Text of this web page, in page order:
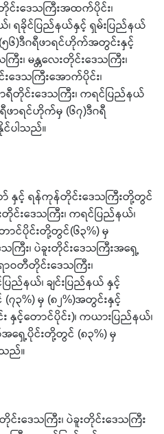
င်းဒေသကြီးအထက်ပိုင်း၊
ရခိုင်ပြည်နယ်နှင့် ရှမ်းပြည်နယ်
၆)ဒီဂရီဖာရင်ဟိုက်အတွင်းနှင့်
း၊ မန္တလေးတိုင်းဒေသကြီး၊
ဒေသကြီးအောက်ပိုင်း၊
ရီတိုင်းဒေသကြီး၊ ကရင်ပြည်နယ်
ဖာရင်ဟိုက်မှ (၆၇)ဒီဂရီ
ပါသည်။
နှင့် ရန်ကုန်တိုင်းဒေသကြီးတို့တွင်
တိုင်းဒေသကြီး၊ ကရင်ပြည်နယ်၊
ာင်ပိုင်းတို့တွင်(၆၃%) မှ
ကြီး၊ ပဲခူးတိုင်းဒေသကြီးအရှေ့
ာဝတီတိုင်းဒေသကြီး၊
ြည်နယ်၊ ချင်းပြည်နယ် နှင့်
၃%) မှ (၈၂%)အတွင်းနှင့်
နှင့်တောင်ပိုင်း)၊ ကယားပြည်နယ်၊
ရှေ့ပိုင်းတို့တွင် (၈၃%) မှ
သည်။
င်းဒေသကြီး၊ ပဲခူးတိုင်းဒေသကြီး